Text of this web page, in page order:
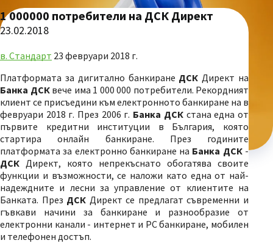
1 000000 потребители на ДСК Директ
23.02.2018
в. Стандарт 23 февруари 2018 г.
Платформата за дигитално банкиране ДСК Директ на
Банка ДСКвече има 1 000 000 потребители. Рекордният
клиент се присъедини към електронното банкиране на в
февруари 2018 г. През 2006 г. Банка ДСКстана една от
първите кредитни институции в България, която
стартира онлайн банкиране. През годините
платформата за електронно банкиране на Банка ДСК-
ДСК Директ, която непрекъснато обогатява своите
функции и възможности, се наложи като една от най-
надеждните и лесни за управление от клиентите на
Банката. През ДСК Директ се предлагат съвременни и
гъвкави начини за банкиране и разнообразие от
електронни канали - интернет и PC банкиране, мобилен
и телефонен достъп.